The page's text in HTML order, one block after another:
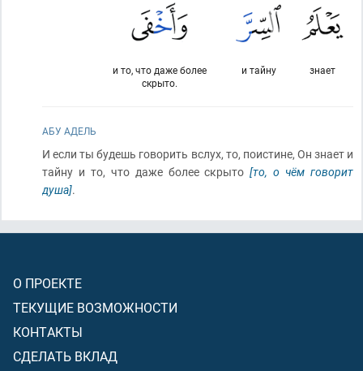
знает
и тайну
и то, что даже более
скрыто.
АБУ АДЕЛЬ
И если ты будешь говорить вслух, то, поистине, Он знает и
тайну и то, что даже более скрыто[то, о чём говорит
душа].
О ПРОЕКТЕ
ТЕКУЩИЕ ВОЗМОЖНОСТИ
КОНТАКТЫ
СДЕЛАТЬ ВКЛАД